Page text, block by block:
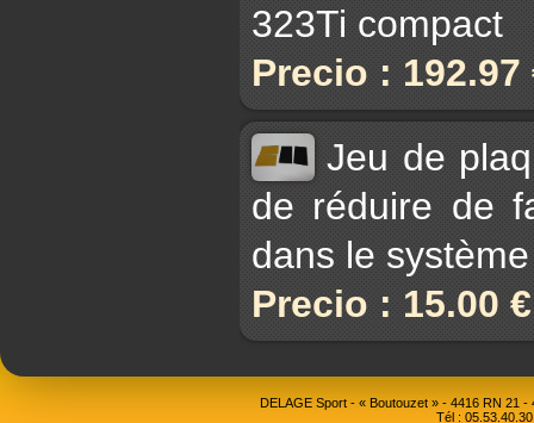
323Ti compact
Precio : 192.97
Jeu de
de réduire de
dans le
Precio : 15.00
DELAGE Sport - « Boutouzet » - 4416 RN 21
Tél :